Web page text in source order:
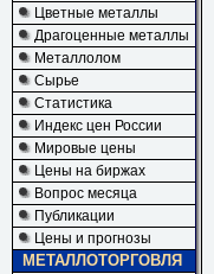
Цветные металлы
Драгоценные металлы
Металлолом
Сырье
Статистика
Индекс цен России
Мировые цены
Цены на биржах
Вопрос месяца
Публикации
Цены и прогнозы
МЕТАЛЛОТОРГОВЛЯ